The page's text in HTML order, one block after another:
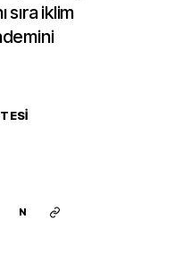
sıra iklim
N